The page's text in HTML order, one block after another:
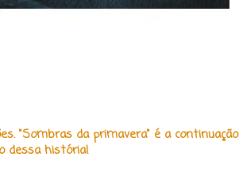
"Sombras da primavera" é a continuação
dessa história!